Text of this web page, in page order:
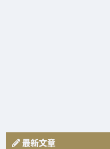
最新文章